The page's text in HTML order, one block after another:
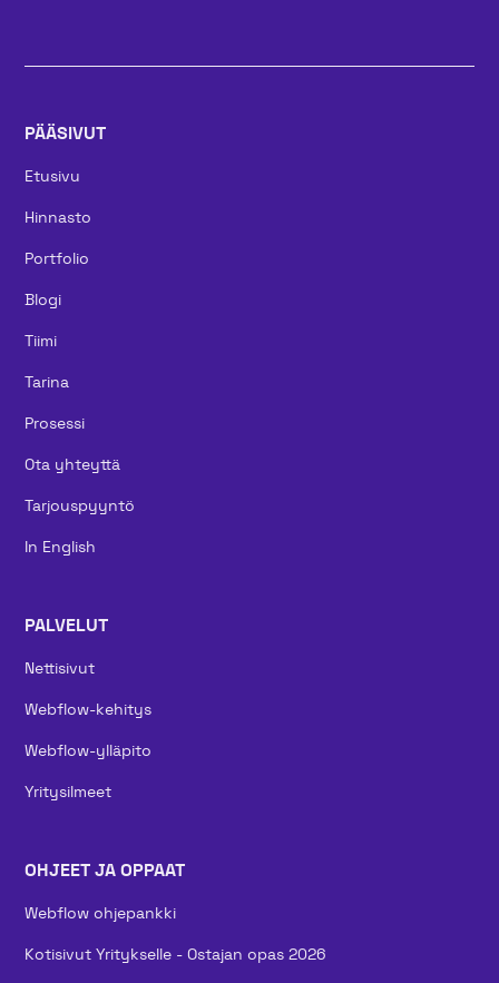
PÄÄSIVUT
Etusivu
Hinnasto
Portfolio
Blogi
Tiimi
Tarina
Prosessi
Ota yhteyttä
Tarjouspyyntö
In English
PALVELUT
Nettisivut
Webflow-kehitys
Webflow-ylläpito
Yritysilmeet
OHJEET JA OPPAAT
Webflow ohjepankki
Kotisivut Yritykselle - Ostajan opas 2026